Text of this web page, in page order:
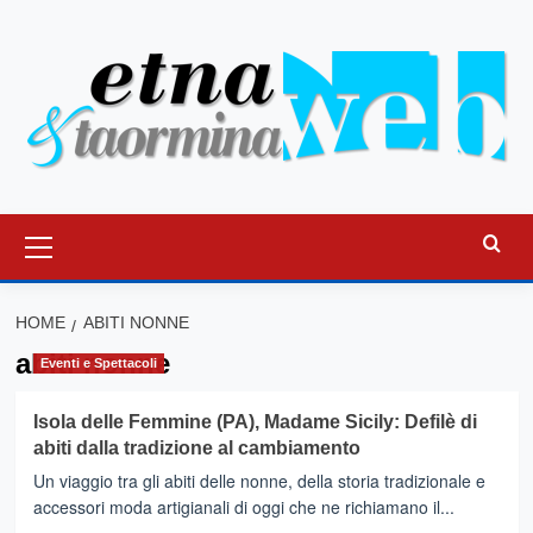
principale
HOME ABITI NONNE
abiti nonne
Eventi e Spettacoli
Isola delle Femmine (PA), Madame Sicily: Defilè di
abiti dalla tradizione al cambiamento
Un viaggio tra gli abiti delle nonne, della storia tradizionale e
accessori moda artigianali di oggi che ne richiamano il...